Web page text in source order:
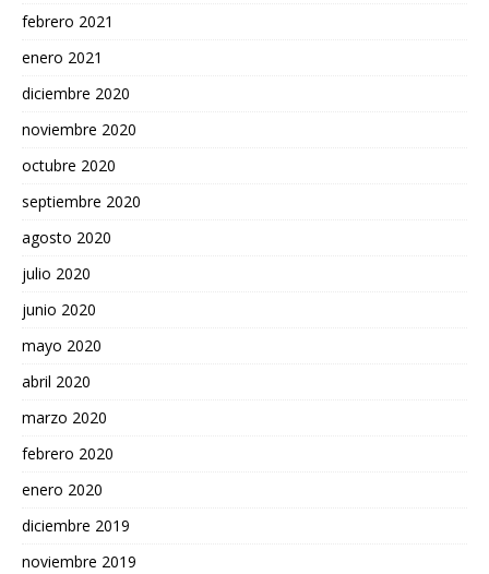
febrero 2021
enero 2021
diciembre 2020
noviembre 2020
octubre 2020
septiembre 2020
agosto 2020
julio 2020
junio 2020
mayo 2020
abril 2020
marzo 2020
febrero 2020
enero 2020
diciembre 2019
noviembre 2019